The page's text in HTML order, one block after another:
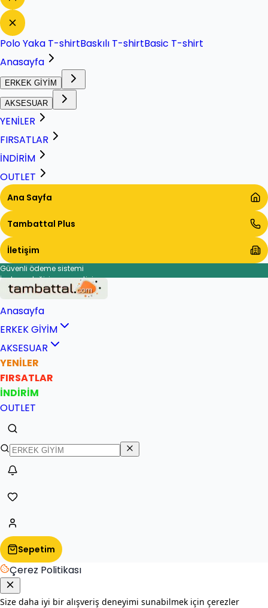
Polo Yaka T-shirtBaskılı T-shirtBasic T-shirt
Anasayfa
ERKEK GİYİM
AKSESUAR
YENİLER
FIRSATLAR
İNDİRİM
OUTLET
Ana Sayfa
Tambattal Plus
İletişim
Güvenli ödeme sistemi
İade ve değişim garantisi
Anasayfa
ERKEK GİYİM
AKSESUAR
YENİLER
FIRSATLAR
İNDİRİM
OUTLET
Sepetim
Çerez Politikası
Size daha iyi bir alışveriş deneyimi sunabilmek için çerezler